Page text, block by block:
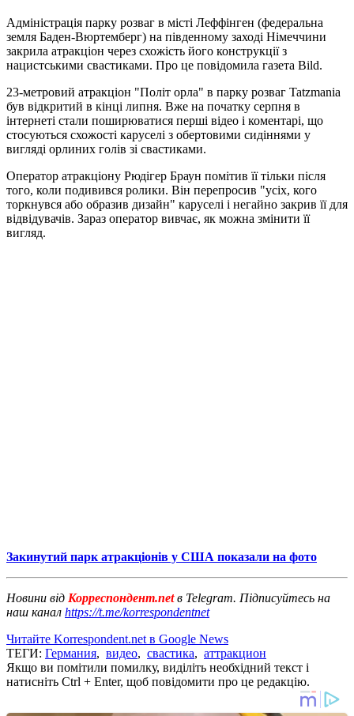
Адміністрація парку розваг в місті Леффінген (федеральна
земля Баден-Вюртемберг) на південному заході Німеччини
закрила атракціон через схожість його конструкції з
нацистськими свастиками. Про це повідомила газета Bild.
23-метровий атракціон "Політ орла" в парку розваг Tatzmania
був відкритий в кінці липня. Вже на початку серпня в
інтернеті стали поширюватися перші відео і коментарі, що
стосуються схожості каруселі з обертовими сидіннями у
вигляді орлиних голів зі свастиками.
Оператор атракціону Рюдігер Браун помітив її тільки після
того, коли подивився ролики. Він перепросив "усіх, кого
торкнувся або образив дизайн" каруселі і негайно закрив її для
відвідувачів. Зараз оператор вивчає, як можна змінити її
вигляд.
Закинутий парк атракціонів у США показали на фото
Новини від Корреспондент.netв Telegram. Підписуйтесь на
наш канал https://t.me/korrespondentnet
Читайте Korrespondent.net в Google News
ТЕГИ: Германия, видео, свастика, аттракцион
Якщо ви помітили помилку, виділіть необхідний текст і
натисніть Ctrl + Enter, щоб повідомити про це редакцію.